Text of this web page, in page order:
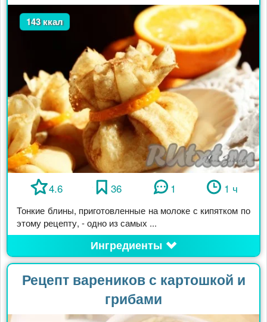
143 ккал
4.6 36 1 1 ч
Тонкие блины, приготовленные на молоке с кипятком по
этому рецепту, - одно из самых ...
Ингредиенты
Рецепт вареников с картошкой и
грибами